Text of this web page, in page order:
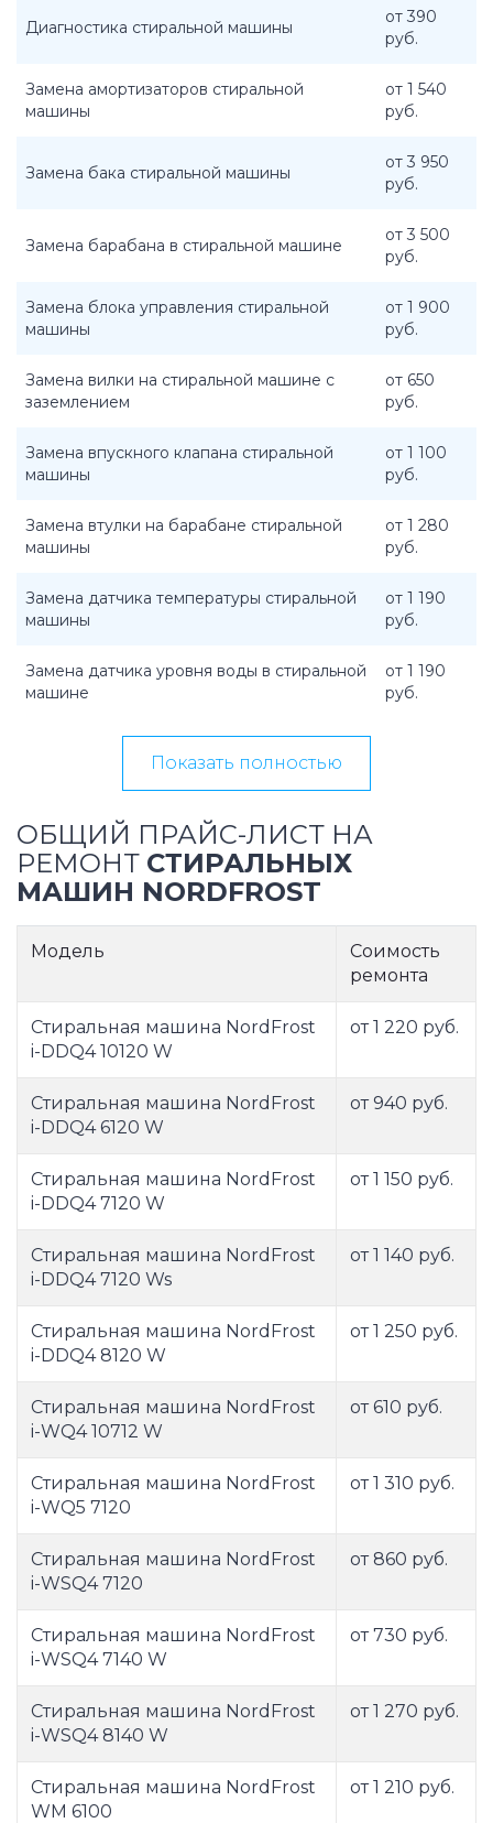
Диагностика стиральной машины
от 390
руб.
Замена амортизаторов стиральной
машины
от 1 540
руб.
Замена бака стиральной машины
от 3 950
руб.
Замена барабана в стиральной машине
от 3 500
руб.
Замена блока управления стиральной
машины
от 1 900
руб.
Замена вилки на стиральной машине с
заземлением
от 650
руб.
Замена впускного клапана стиральной
машины
от 1 100
руб.
Замена втулки на барабане стиральной
машины
от 1 280
руб.
Замена датчика температуры стиральной
машины
от 1 190
руб.
Замена датчика уровня воды в стиральной
машине
от 1 190
руб.
Показать полностью
ОБЩИЙ ПРАЙС-ЛИСТ НА
РЕМОНТ СТИРАЛЬНЫХ
МАШИН NORDFROST
Модель
Соимость
ремонта
Стиральная машина NordFrost
i-DDQ4 10120 W
от 1 220 руб.
Стиральная машина NordFrost
i-DDQ4 6120 W
от 940 руб.
Стиральная машина NordFrost
i-DDQ4 7120 W
от 1 150 руб.
Стиральная машина NordFrost
i-DDQ4 7120 Ws
от 1 140 руб.
Стиральная машина NordFrost
i-DDQ4 8120 W
от 1 250 руб.
Стиральная машина NordFrost
i-WQ4 10712 W
от 610 руб.
Стиральная машина NordFrost
i-WQ5 7120
от 1 310 руб.
Стиральная машина NordFrost
i-WSQ4 7120
от 860 руб.
Стиральная машина NordFrost
i-WSQ4 7140 W
от 730 руб.
Стиральная машина NordFrost
i-WSQ4 8140 W
от 1 270 руб.
Стиральная машина NordFrost
WM 6100
от 1 210 руб.